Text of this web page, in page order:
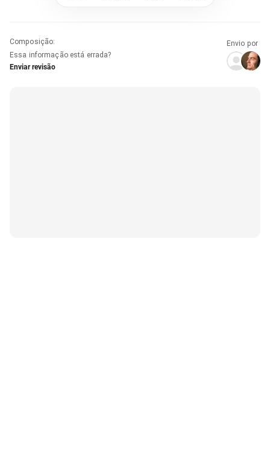
Composição:
Essa informação está errada?
Enviar revisão
Envio por